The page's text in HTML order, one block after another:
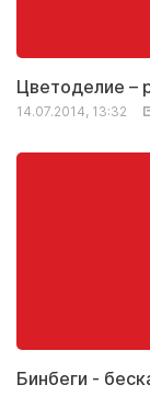
Цветоделие –
14.07.2014, 13:32
Бинбеги -